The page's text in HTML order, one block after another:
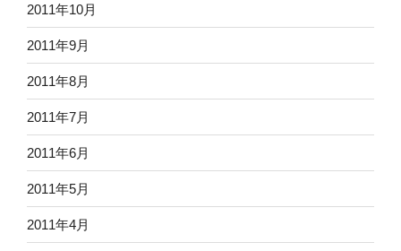
2011年10月
2011年9月
2011年8月
2011年7月
2011年6月
2011年5月
2011年4月